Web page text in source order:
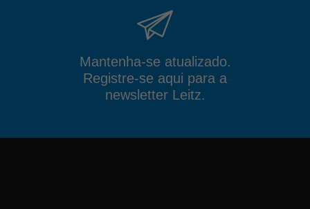
Mantenha-se atualizado.
Registre-se aqui para a
newsletter Leitz.